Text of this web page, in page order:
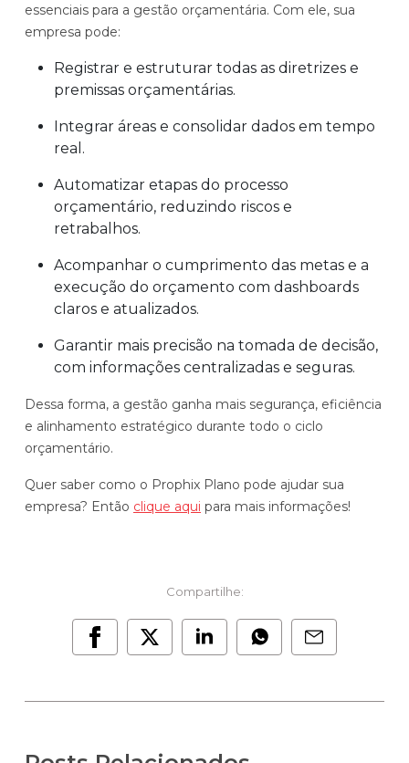
essenciais para a gestão orçamentária. Com ele, sua
empresa pode:
Registrar e estruturar todas as diretrizes e
premissas orçamentárias.
Integrar áreas e consolidar dados em tempo
real.
Automatizar etapas do processo
orçamentário, reduzindo riscos e
retrabalhos.
Acompanhar o cumprimento das metas e a
execução do orçamento com dashboards
claros e atualizados.
Garantir mais precisão na tomada de decisão,
com informações centralizadas e seguras.
Dessa forma, a gestão ganha mais segurança, eficiência
e alinhamento estratégico durante todo o ciclo
orçamentário.
Quer saber como o Prophix Plano pode ajudar sua
empresa? Então clique aqui para mais informações!
Compartilhe: